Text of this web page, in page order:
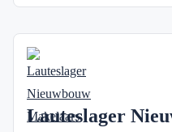
Lauteslager